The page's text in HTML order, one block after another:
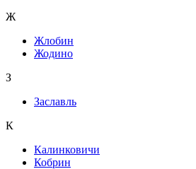
Ж
Жлобин
Жодино
З
Заславль
К
Калинковичи
Кобрин